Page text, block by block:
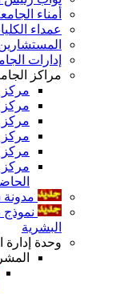
أمناء
عمداء
إدارات
مراكز
مركز
مركز
مركز
مركز
مركز
مركز
مدونة
نموذج
البشرية
وحدة